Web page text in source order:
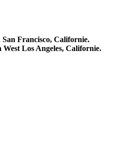
San Francisco, Californie.
West Los Angeles, Californie.